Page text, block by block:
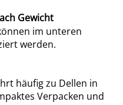
Gewicht
im unteren
werden.
häufig zu Dellen in
Verpacken und